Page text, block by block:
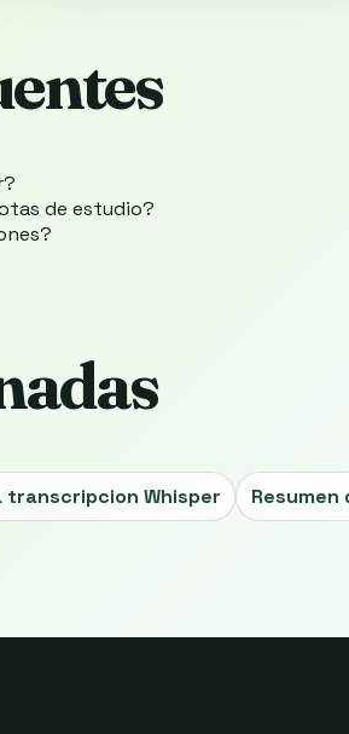
de estudio?
transcripcion Whisper Resumen